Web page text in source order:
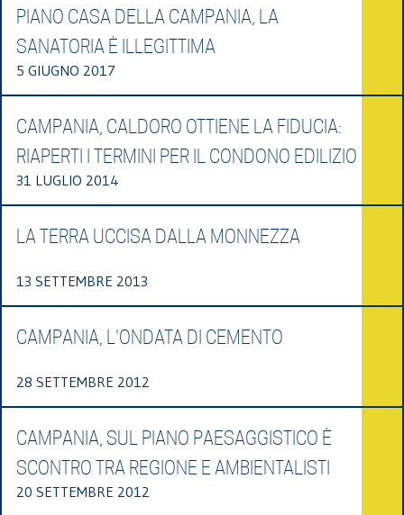
PIANO CASA DELLA CAMPANIA, LA
SANATORIA È ILLEGITTIMA
5 GIUGNO 2017
CAMPANIA, CALDORO OTTIENE LA FIDUCIA:
RIAPERTI I TERMINI PER IL CONDONO EDILIZIO
31 LUGLIO 2014
LA TERRA UCCISA DALLA MONNEZZA
13 SETTEMBRE 2013
CAMPANIA, L'ONDATA DI CEMENTO
28 SETTEMBRE 2012
CAMPANIA, SUL PIANO PAESAGGISTICO È
SCONTRO TRA REGIONE E AMBIENTALISTI
20 SETTEMBRE 2012